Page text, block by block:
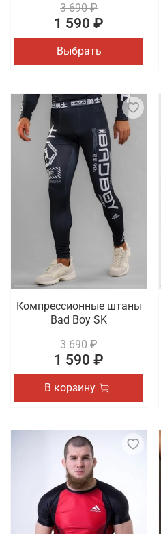
3 690 ₽
1 590 ₽
Выбрать
Компрессионные штаны
Bad Boy SK
3 690 ₽
1 590 ₽
В корзину